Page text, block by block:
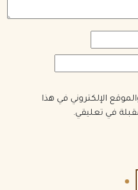
الإلكتروني في هذا
في تعليقي.